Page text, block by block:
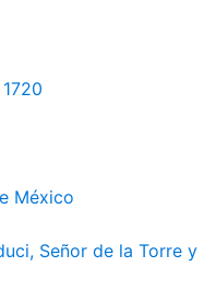
México
Señor de la Torre y